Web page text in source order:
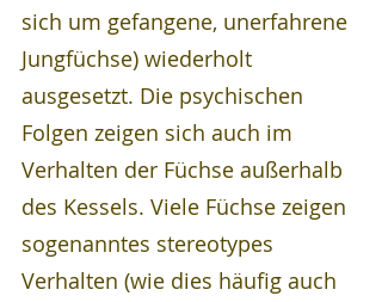
sich um gefangene, unerfahrene
Jungfüchse) wiederholt
ausgesetzt. Die psychischen
Folgen zeigen sich auch im
Verhalten der Füchse außerhalb
des Kessels. Viele Füchse zeigen
sogenanntes stereotypes
Verhalten (wie dies häufig auch